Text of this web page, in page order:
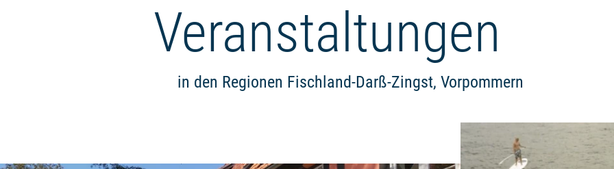
Veranstaltungen
in den Regionen Fischland-Darß-Zingst, Vorpommern